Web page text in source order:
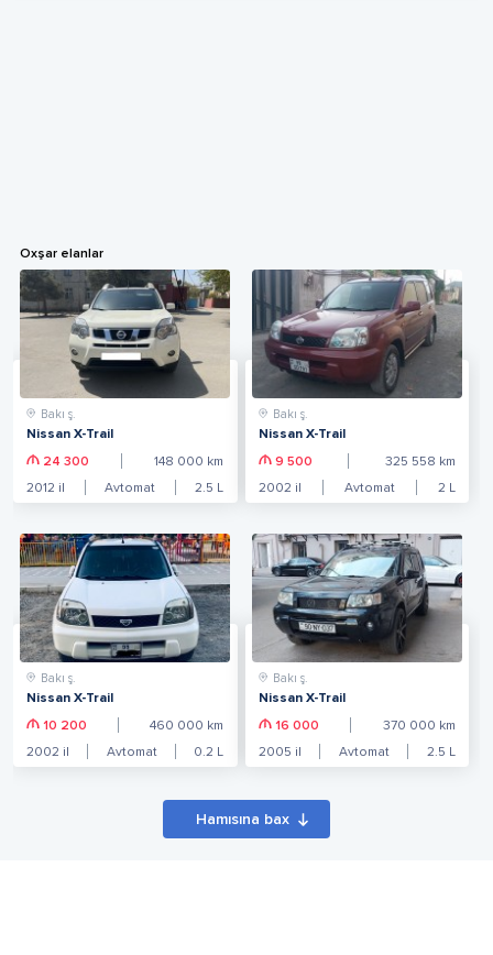
Oxşar elanlar
Bakı ş.
Nissan X-Trail
24 300 148 000 km
2012 il Avtomat 2.5 L
Bakı ş.
Nissan X-Trail
9 500 325 558 km
2002 il Avtomat 2 L
Bakı ş.
Nissan X-Trail
10 200 460 000 km
2002 il Avtomat 0.2 L
Bakı ş.
Nissan X-Trail
16 000 370 000 km
2005 il Avtomat 2.5 L
Hamısına bax